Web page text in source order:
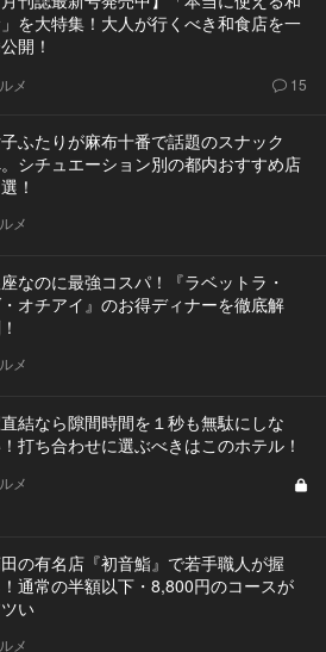
を大特集！大人が行くべき和食店を一
開！
メ 15
ふたりが麻布十番で話題のスナック
シチュエーション別の都内おすすめ店
！
メ
なのに最強コスパ！『ラベットラ・
オチアイ』のお得ディナーを徹底解
メ
結なら隙間時間を１秒も無駄にしな
打ち合わせに選ぶべきはこのホテル！
メ
の有名店『初音鮨』で若手職人が握
通常の半額以下・8,800円のコースが
い
メ